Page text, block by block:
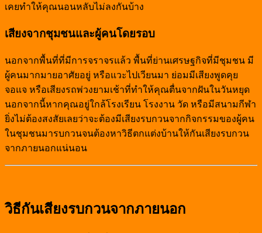
เคยทำให้คุณนอนหลับไม่ลงกันบ้าง
เสียงจากชุมชนและผู้คนโดยรอบ
นอกจากพื้นที่ที่มีการจราจรแล้ว พื้นที่ย่านเศรษฐกิจที่มีชุมชน มี
ผู้คนมากมายอาศัยอยู่ หรือแวะไปเวียนมา ย่อมมีเสียงพูดคุย
จอแจ หรือเสียงรถพ่วงยามเช้าที่ทำให้คุณตื่นจากฝันในวันหยุด
นอกจากนี้หากคุณอยู่ใกล้โรงเรียน โรงงาน วัด หรือมีสนามกีฬา
ยิ่งไม่ต้องสงสัยเลยว่าจะต้องมีเสียงรบกวนจากกิจกรรมของผู้คน
ในชุมชนมารบกวนจนต้องหาวิธีตกแต่งบ้านให้กันเสียงรบกวน
จากภายนอกแน่นอน
วิธีกันเสียงรบกวนจากภายนอก